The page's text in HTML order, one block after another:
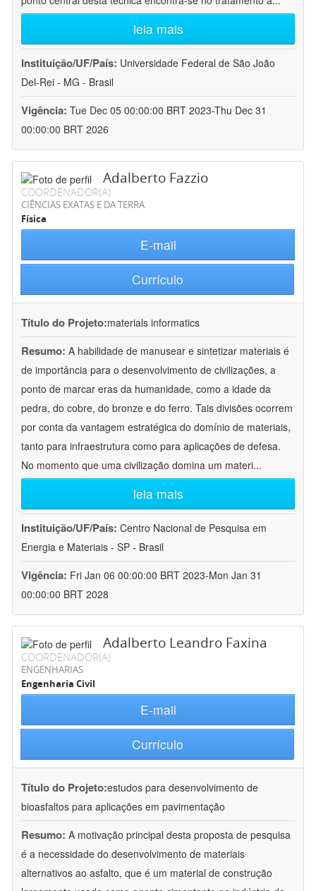
leia mais
Instituição/UF/País: Universidade Federal de São João
Del-Rei - MG - Brasil
Vigência: Tue Dec 05 00:00:00 BRT 2023-Thu Dec 31
00:00:00 BRT 2026
Adalberto Fazzio
COORDENADOR(A)
CIÊNCIAS EXATAS E DA TERRA
Física
E-mail
Currículo
Título do Projeto:materials informatics
Resumo: A habilidade de manusear e sintetizar materiais é
de importância para o desenvolvimento de civilizações, a
ponto de marcar eras da humanidade, como a idade da
pedra, do cobre, do bronze e do ferro. Tais divisões ocorrem
por conta da vantagem estratégica do domínio de materiais,
tanto para infraestrutura como para aplicações de defesa.
No momento que uma civilização domina um materi...
leia mais
Instituição/UF/País: Centro Nacional de Pesquisa em
Energia e Materiais - SP - Brasil
Vigência: Fri Jan 06 00:00:00 BRT 2023-Mon Jan 31
00:00:00 BRT 2028
Adalberto Leandro Faxina
COORDENADOR(A)
ENGENHARIAS
Engenharia Civil
E-mail
Currículo
Título do Projeto:estudos para desenvolvimento de
bioasfaltos para aplicações em pavimentação
Resumo: A motivação principal desta proposta de pesquisa
é a necessidade do desenvolvimento de materiais
alternativos ao asfalto, que é um material de construção